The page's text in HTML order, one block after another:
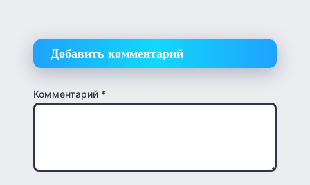
Добавить комментарий
Комментарий *